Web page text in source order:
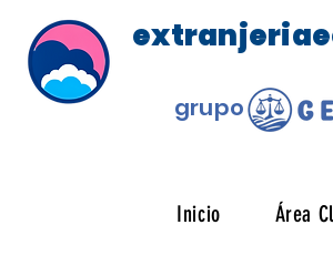
grupo
Inicio Área